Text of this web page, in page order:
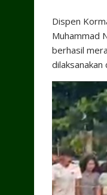
Dispen
Muhammad
berhasil